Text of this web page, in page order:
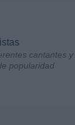
cantantes
popularidad